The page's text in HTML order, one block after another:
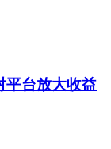
平台放大收益